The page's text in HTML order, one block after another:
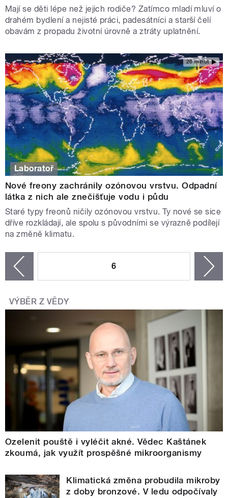
Mají se děti lépe než jejich rodiče? Zatímco mladí mluví o
drahém bydlení a nejisté práci, padesátníci a starší čelí
obavám z propadu životní úrovně a ztráty uplatnění.
26 minut
Laboratoř
Nové freony zachránily ozónovou vrstvu. Odpadní
látka z nich ale znečišťuje vodu i půdu
Staré typy freonů ničily ozónovou vrstvu. Ty nové se sice
dříve rozkládají, ale spolu s původními se výrazně podílejí
na změně klimatu.
6
VÝBĚR Z VĚDY
Ozelenit pouště i vyléčit akné. Vědec Kaštánek
zkoumá, jak využít prospěšné mikroorganismy
Klimatická změna probudila mikroby
z doby bronzové. V ledu odpočívaly